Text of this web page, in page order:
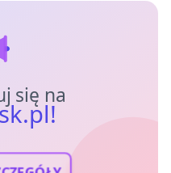
się na